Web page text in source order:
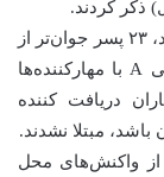
ذکر کردند.
در کارآزمایی دوم، که یک کارآزمایی تک‌بازویی بود، ۲۳ پسر جوان‌تر از
۱۲ سال وارد مطالعه شدند که مبتلا به هموفیلی A با مهارکننده‌ها
۸۷ درصد بیماران دریافت کننده
از واکنش‌های محل